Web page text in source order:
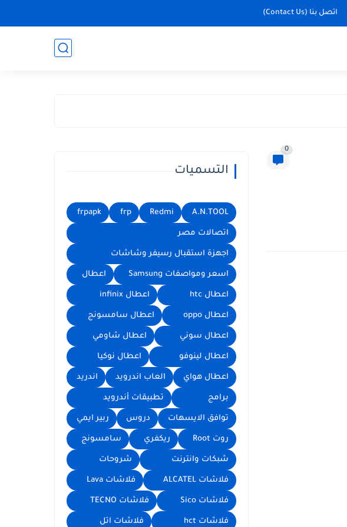
اتصل بنا (Contact Us)
0
التسميات
A.N.TOOL
Redmi
frp
frpapk
اتصالات مصر
اجهزة استقبال رسيفر وشاشات
اسعر ومواصفات Samsung اعطال
اعطال htc اعطال infinix
اعطال oppo اعطال سامسونج
اعطال سوني اعطال شاومي
اعطال لينوفو اعطال نوكيا
اعطال هواي العاب اندرويد اندريد
برامج تطبيقات أندرويد
توافق الايسهات دروس ربير ايمي
روت Root ريكفري سامسونج
شبكات وانترنت شروحات
فلاشات ALCATEL فلاشات Lava
فلاشات Sico فلاشات TECNO
فلاشات hct فلاشات اتل